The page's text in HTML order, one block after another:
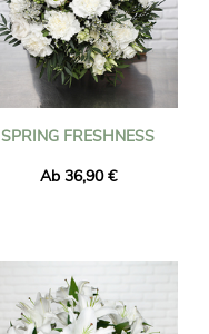
SPRING FRESHNESS
Ab 36,90 €